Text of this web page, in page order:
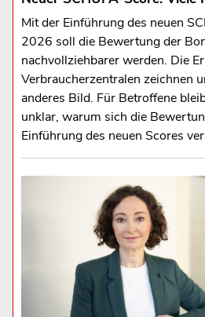
Mit der Einführung des neuen
2026 soll die Bewertung der
nachvollziehbarer werden. Die
Verbraucherzentralen zeichnen
anderes Bild. Für Betroffene
unklar, warum sich die
Einführung des neuen Scores